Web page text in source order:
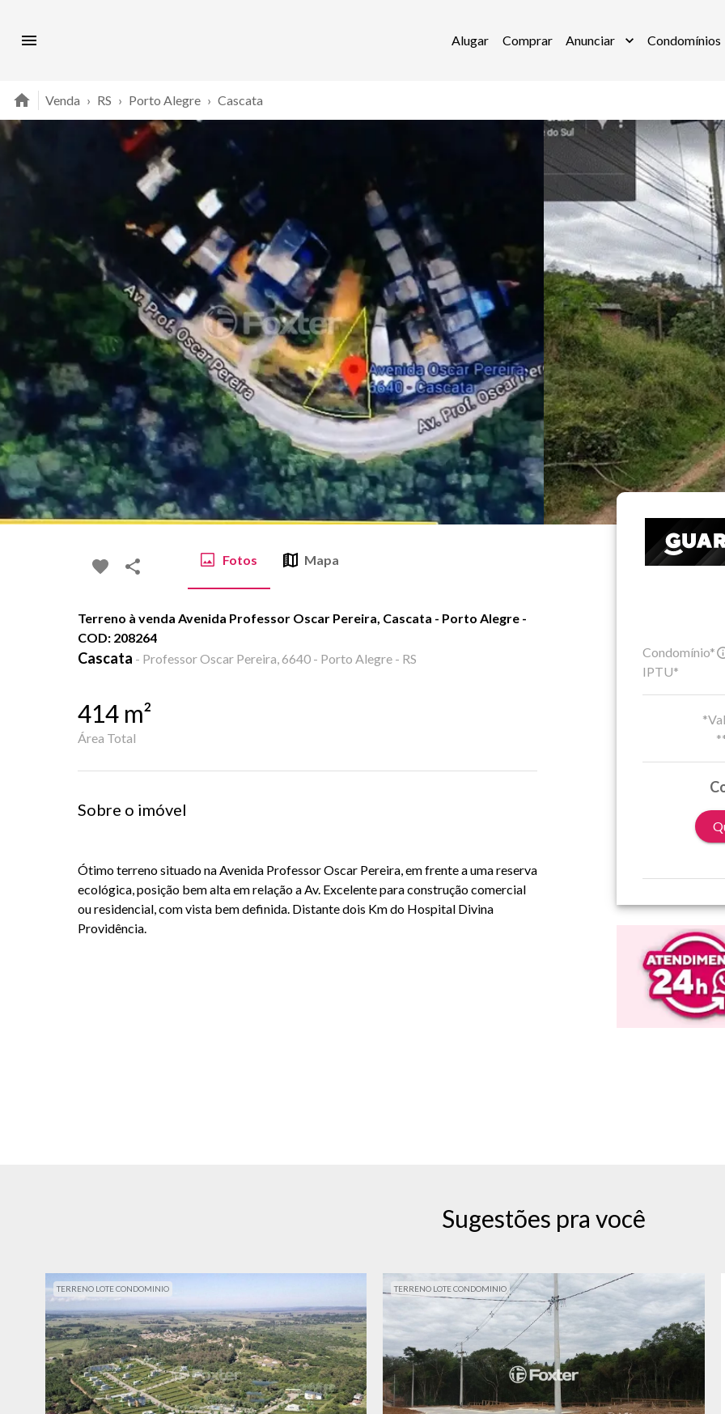
Alugar Comprar Anunciar Condomínios
Venda › RS › Porto Alegre › Cascata
Fotos Mapa
Terreno à venda Avenida Professor Oscar Pereira, Cascata - Porto Alegre -
COD: 208264
Cascata - Professor Oscar Pereira, 6640 - Porto Alegre - RS
414 m²
Área Total
Sobre o imóvel
Ótimo terreno situado na Avenida Professor Oscar Pereira, em frente a uma reserva
ecológica, posição bem alta em relação a Av. Excelente para construção comercial
ou residencial, com vista bem definida. Distante dois Km do Hospital Divina
Providência.
Condomínio*
IPTU*
Sugestões pra você
TERRENO LOTE CONDOMINIO TERRENO LOTE CONDOMINIO